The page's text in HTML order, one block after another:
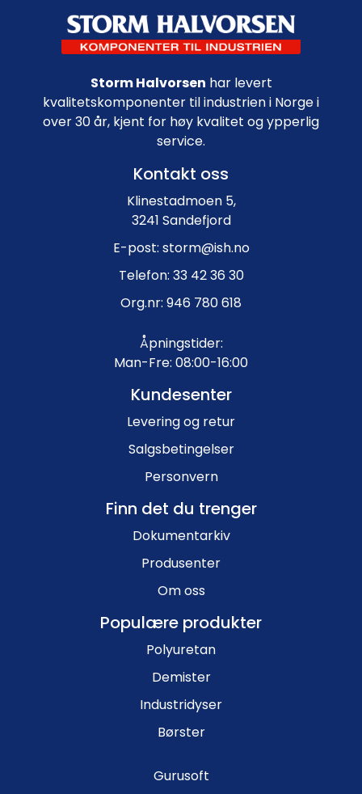
Footer navigation
Storm Halvorsen har levert
kvalitetskomponenter til industrien i Norge i
over 30 år, kjent for høy kvalitet og ypperlig
service.
Kontakt oss
Klinestadmoen 5,
3241 Sandefjord
E-post: storm@ish.no
Telefon: 33 42 36 30
Org.nr: 946 780 618
Åpningstider:
Man-Fre: 08:00-16:00
Kundesenter
Levering og retur
Salgsbetingelser
Personvern
Finn det du trenger
Dokumentarkiv
Produsenter
Om oss
Populære produkter
Polyuretan
Demister
Industridyser
Børster
Gurusoft